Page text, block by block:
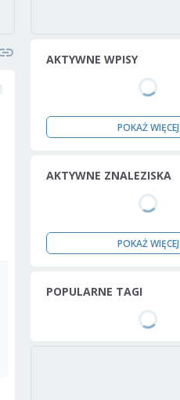
AKTYWNE WPISY
POKAŻ WIĘCEJ
AKTYWNE ZNALEZISKA
POKAŻ WIĘCEJ
POPULARNE TAGI